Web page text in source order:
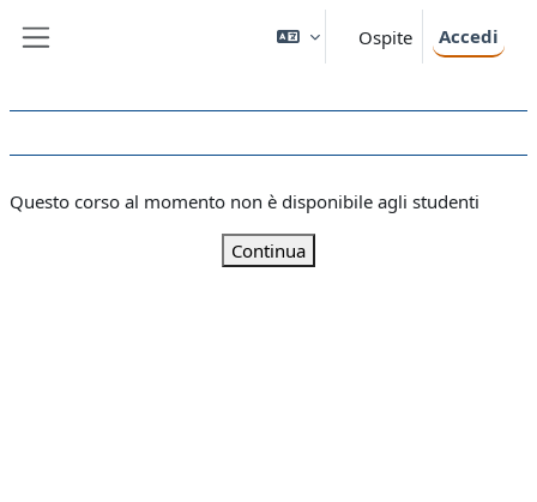
Ospite Accedi
Questo corso al momento non è disponibile agli studenti
Continua